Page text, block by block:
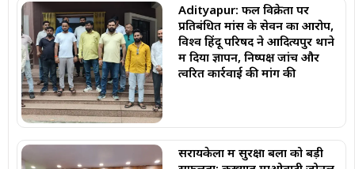
Adityapur: फल विक्रेता पर
प्रतिबंधित मांस के सेवन का आरोप,
विश्व हिंदू परिषद ने आदित्यपुर थाने
में दिया ज्ञापन, निष्पक्ष जांच और
त्वरित कार्रवाई की मांग की
सरायकेला में सुरक्षा बलों को बड़ी